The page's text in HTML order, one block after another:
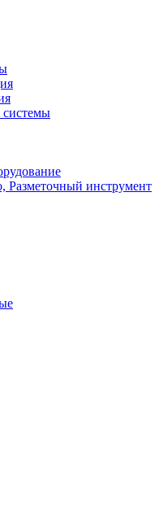
Разметочный инструмент